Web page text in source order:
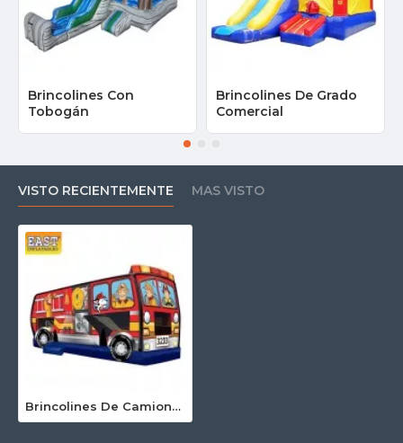
Brincolines Con
Tobogán
Brincolines De Grado
Comercial
VISTO RECIENTEMENTE MAS VISTO
Brincolines De Camiones De Bomberos